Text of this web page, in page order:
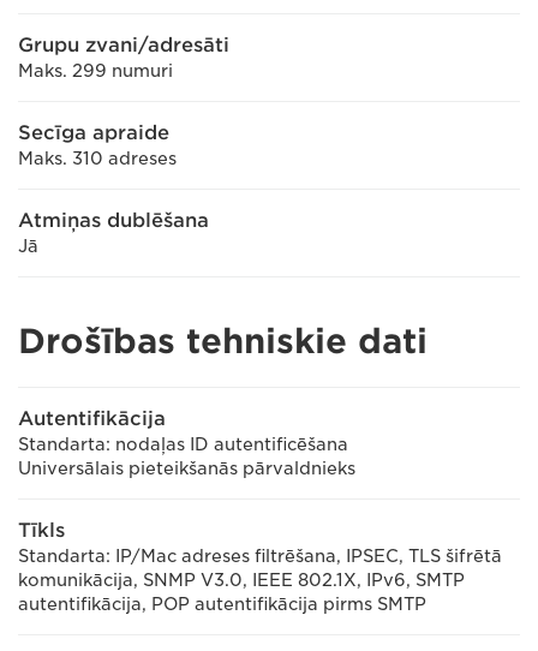
Grupu zvani/adresāti
Maks. 299 numuri
Secīga apraide
Maks. 310 adreses
Atmiņas dublēšana
Jā
Drošības tehniskie dati
Autentifikācija
Standarta: nodaļas ID autentificēšana
Universālais pieteikšanās pārvaldnieks
Tīkls
Standarta: IP/Mac adreses filtrēšana, IPSEC, TLS šifrētā
komunikācija, SNMP V3.0, IEEE 802.1X, IPv6, SMTP
autentifikācija, POP autentifikācija pirms SMTP